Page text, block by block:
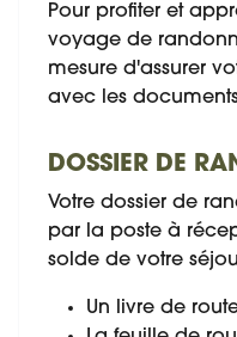
Pour profiter et
voyage de
mesure d'assurer
avec les
DOSSIER DE
Votre dossier de
par la poste à
solde de votre
Un livre de